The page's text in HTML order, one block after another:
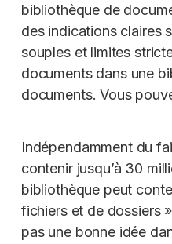
bibliothèque de
des indications claires
souples et limites
documents dans une
documents. Vous
Indépendamment du
contenir jusqu’à 30
bibliothèque peut
fichiers et de dossiers
pas une bonne idée